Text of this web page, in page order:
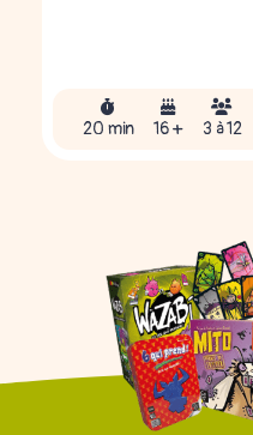
20 min 16 + 3 à 12